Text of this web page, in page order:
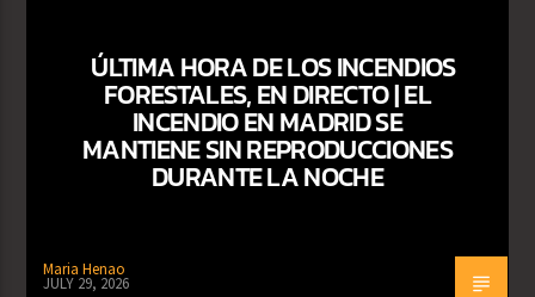
ÚLTIMA HORA DE LOS INCENDIOS
FORESTALES, EN DIRECTO | EL
INCENDIO EN MADRID SE
MANTIENE SIN REPRODUCCIONES
DURANTE LA NOCHE
Maria Henao
JULY 29, 2026